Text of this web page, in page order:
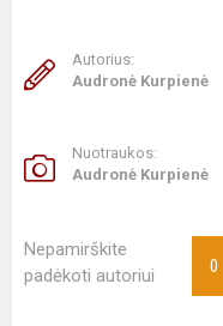
Autorius:
Audronė Kurpienė
Nuotraukos:
Audronė Kurpienė
Nepamirškite
padėkoti autoriui
0